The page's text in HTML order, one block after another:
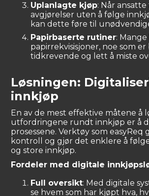
Uplanlagte kjøp: Når
avgjørelser uten å følge
kan dette føre til
Papirbaserte rutiner:
papirrekvisisjoner, noe som er
tidkrevende og lett å miste
Løsningen:
innkjøp
En av de mest effektive måtene å
utfordringene rundt innkjøp er å
prosessene. Verktøy som easyReq
kontroll og gjør det enklere å
og store innkjøp.
Fordeler med digitale
Full oversikt: Med digitale
se hvem som har kjøpt hva,